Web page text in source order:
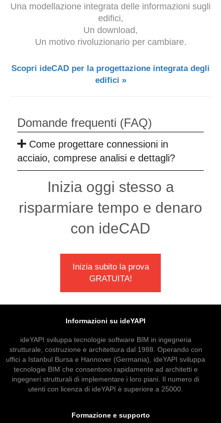
Una modellazione integrata delle informazioni sugli
edifici,
Un download,
Un motivo rivoluzionario per cambiare.
Scopri ideCAD per la progettazione integrata degli
edifici »
Domande frequenti (FAQ)
Come progettare connessioni in
acciaio, comprese analisi e dettagli?
Inizia oggi stesso a
risparmiare tempo e denaro
con ideCAD
Inizia subito la prova
GRATUITA!
Informazioni su ideYAPI
ideYAPI sviluppa tecnologie software BIM in ingegneria
strutturale, costruzione e architettura dal 1988. Operando con
uffici a Istanbul Bursa e Hannover (Germania), ideYAPI sviluppa
tecnologie BIM che consentono rapidamente ad architetti e
ingegneri strutturali di implementare i loro piani. Il numero di
utenti con licenza di ideYAPI è superiore a 25000.
Formazione e supporto